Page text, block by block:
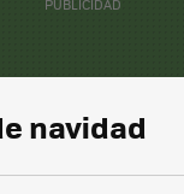
navidad